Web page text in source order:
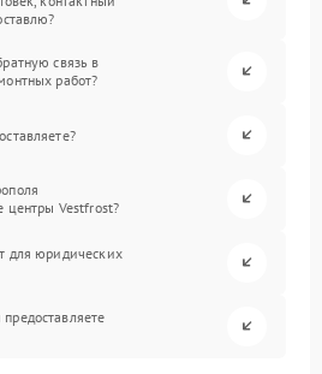
связь в
работ?
центры Vestfrost?
для юридических